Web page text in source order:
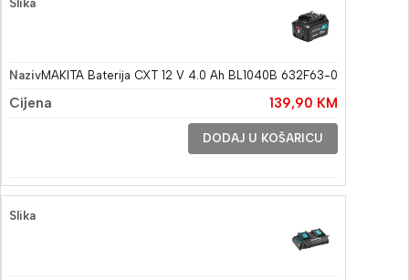
MAKITA Baterija CXT 12 V 4.0 Ah BL1040B 632F63-0
139,90 KM
DODAJ U KOŠARICU